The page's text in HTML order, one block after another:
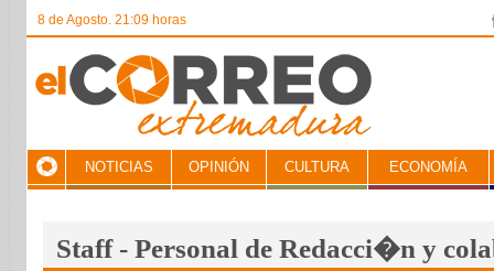
8 de Agosto. 21:09 horas
NOTICIAS OPINIÓN CULTURA ECONOMÍA
Staff - Personal de Redacci�n y